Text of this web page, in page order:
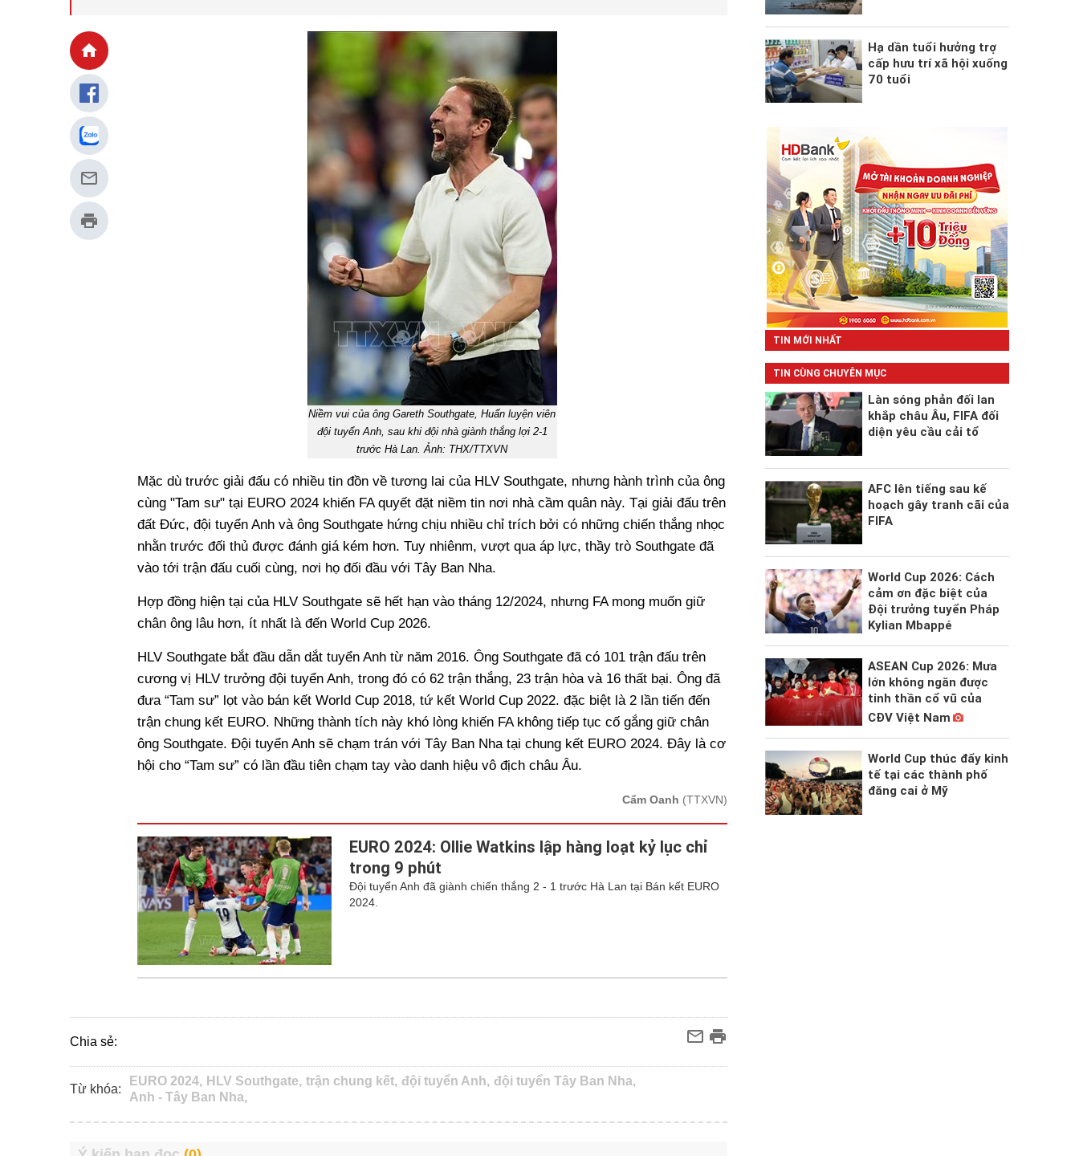
Niềm vui của ông Gareth Southgate, Huấn luyện viên
đội tuyển Anh, sau khi đội nhà giành thắng lợi 2-1
trước Hà Lan. Ảnh: THX/TTXVN
Mặc dù trước giải đấu có nhiều tin đồn về tương lai của HLV Southgate, nhưng hành trình của ông
cùng "Tam sư" tại EURO 2024 khiến FA quyết đặt niềm tin nơi nhà cầm quân này. Tại giải đấu trên
đất Đức, đội tuyển Anh và ông Southgate hứng chịu nhiều chỉ trích bởi có những chiến thắng nhọc
nhằn trước đối thủ được đánh giá kém hơn. Tuy nhiênm, vượt qua áp lực, thầy trò Southgate đã
vào tới trận đấu cuối cùng, nơi họ đối đầu với Tây Ban Nha.
Hợp đồng hiện tại của HLV Southgate sẽ hết hạn vào tháng 12/2024, nhưng FA mong muốn giữ
chân ông lâu hơn, ít nhất là đến World Cup 2026.
HLV Southgate bắt đầu dẫn dắt tuyển Anh từ năm 2016. Ông Southgate đã có 101 trận đấu trên
cương vị HLV trưởng đội tuyển Anh, trong đó có 62 trận thắng, 23 trận hòa và 16 thất bại. Ông đã
đưa “Tam sư” lọt vào bán kết World Cup 2018, tứ kết World Cup 2022. đặc biệt là 2 lần tiến đến
trận chung kết EURO. Những thành tích này khó lòng khiến FA không tiếp tục cố gắng giữ chân
ông Southgate. Đội tuyển Anh sẽ chạm trán với Tây Ban Nha tại chung kết EURO 2024. Đây là cơ
hội cho “Tam sư” có lần đầu tiên chạm tay vào danh hiệu vô địch châu Âu.
Cẩm Oanh (TTXVN)
EURO 2024: Ollie Watkins lập hàng loạt kỷ lục chỉ
trong 9 phút
Đội tuyển Anh đã giành chiến thắng 2 - 1 trước Hà Lan tại Bán kết EURO
2024.
Chia sẻ:
Từ khóa:
EURO 2024, HLV Southgate, trận chung kết, đội tuyển Anh, đội tuyển Tây Ban Nha,
Anh - Tây Ban Nha,
Hạ dần tuổi hưởng trợ
cấp hưu trí xã hội xuống
70 tuổi
TIN MỚI NHẤT
TIN CÙNG CHUYÊN MỤC
Làn sóng phản đối lan
khắp châu Âu, FIFA đối
diện yêu cầu cải tổ
AFC lên tiếng sau kế
hoạch gây tranh cãi của
FIFA
World Cup 2026: Cách
cảm ơn đặc biệt của
Đội trưởng tuyển Pháp
Kylian Mbappé
ASEAN Cup 2026: Mưa
lớn không ngăn được
tinh thần cổ vũ của
CĐV Việt Nam
World Cup thúc đẩy kinh
tế tại các thành phố
đăng cai ở Mỹ